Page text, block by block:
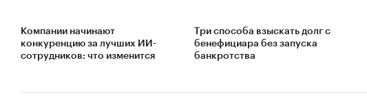
Компании начинают
конкуренцию за лучших ИИ-
сотрудников: что изменится
Три способа взыскать долг с
бенефициара без запуска
банкротства